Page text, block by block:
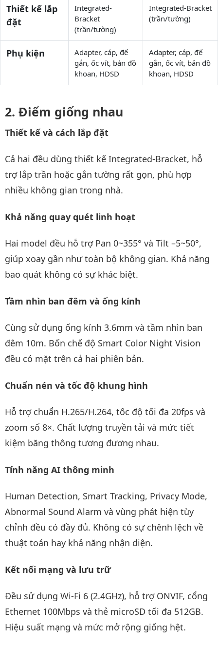
Thiết kế lắp
đặt
Integrated-
Bracket
(trần/tường)
Integrated-Bracket
(trần/tường)
Phụ kiện
Adapter, cáp, đế
gắn, ốc vít, bản đồ
khoan, HDSD
Adapter, cáp, đế
gắn, ốc vít, bản đồ
khoan, HDSD
Điểm giống nhau
Thiết kế và cách lắp đặt
Cả hai đều dùng thiết kế Integrated-Bracket, hỗ
trợ lắp trần hoặc gắn tường rất gọn, phù hợp
nhiều không gian trong nhà.
Khả năng quay quét linh hoạt
Hai model đều hỗ trợ Pan 0~355° và Tilt –5~50°,
giúp xoay gần như toàn bộ không gian. Khả năng
bao quát không có sự khác biệt.
Tầm nhìn ban đêm và ống kính
Cùng sử dụng ống kính 3.6mm và tầm nhìn ban
đêm 10m. Bốn chế độ Smart Color Night Vision
đều có mặt trên cả hai phiên bản.
Chuẩn nén và tốc độ khung hình
Hỗ trợ chuẩn H.265/H.264, tốc độ tối đa 20fps và
zoom số 8×. Chất lượng truyền tải và mức tiết
kiệm băng thông tương đương nhau.
Tính năng AI thông minh
Human Detection, Smart Tracking, Privacy Mode,
Abnormal Sound Alarm và vùng phát hiện tùy
chỉnh đều có đầy đủ. Không có sự chênh lệch về
thuật toán hay khả năng nhận diện.
Kết nối mạng và lưu trữ
Đều sử dụng Wi-Fi 6 (2.4GHz), hỗ trợ ONVIF, cổng
Ethernet 100Mbps và thẻ microSD tối đa 512GB.
Hiệu suất mạng và mức mở rộng giống hệt.